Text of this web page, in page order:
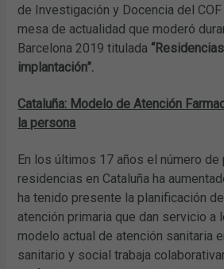
de Investigación y Docencia del
mesa de actualidad que moderó
Barcelona 2019 titulada
implantación”.
Cataluña: Modelo de Atención
la persona
En los últimos 17 años el número de
residencias en Cataluña ha
ha tenido presente la planificación
atención primaria que dan servicio a
modelo actual de atención sanitaria
sanitario y social trabaja